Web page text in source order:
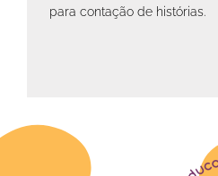
para contação de histórias.